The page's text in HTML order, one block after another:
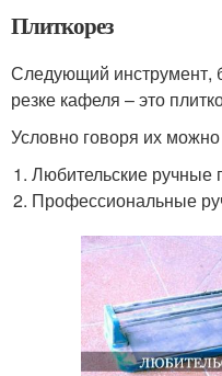
Плиткорез
Следующий инструмент,
резке кафеля – это
Условно говоря их можно
Любительские ручные
Профессиональные